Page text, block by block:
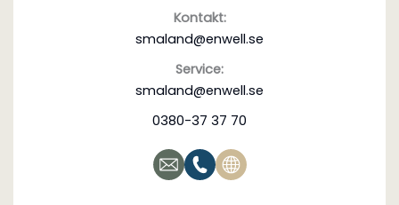
Kontakt:
smaland@enwell.se
Service:
smaland@enwell.se
0380-37 37 70